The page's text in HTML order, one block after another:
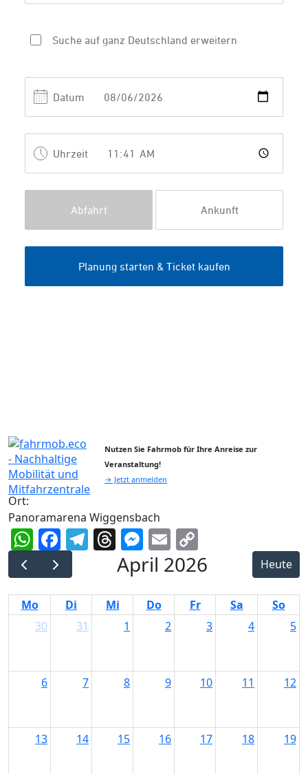
Nutzen Sie Fahrmob für Ihre Anreise zur
Veranstaltung!
→ Jetzt anmelden
Ort:
Panoramarena Wiggensbach
WhatsApp
Facebook
Telegram
Threads
Messenger
Email
Link
April 2026 Heute
Mo Di Mi Do Fr Sa
So
30
31 1 2 3 4 5
6 7 8 9 10 11 12
13 14 15 16 17 18 19